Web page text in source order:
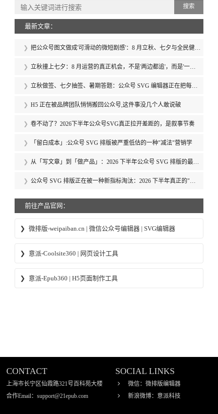
搜索
最新文章：
把公众号图文做成'可滑动的微短剧感'：8 月立秋、七夕与全民健身
立秋撞上七夕：8 月运营的真正机会，不是'两边都追'，而是'一边
立秋做签、七夕抽签、暑期答题：公众号 SVG 编辑器正在把每个
H5 正在被品牌团队悄悄搬回公众号,这件事没几个人敢说破
卷不动了？2026下半年公众号SVG真正拉开差距的，是叙事节奏
「留白成本」:公众号 SVG 排版被严重低估的一种"减法"营销学
从「写文章」到「做产品」：2026 下半年公众号 SVG 排版的最高
公众号 SVG 排版正在被一种新指标淘汰：2026 下半年真正的"高
前往产品官网：
微排版-weipaiban.cn | 微信公众号编辑器 | SVG编辑器
意派-Coolsite360 | 网页设计工具
Coolsite360
意派-Epub360 | H5页面制作工具
CONTACT
上海市长宁区仙霞路321号百科苑大楼
合作Email：support@21epub.com
SOCIAL LINKS
微信：微排版编辑器
新浪微博：意派科技